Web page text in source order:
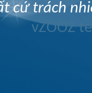
cứ trách
vZOOZ